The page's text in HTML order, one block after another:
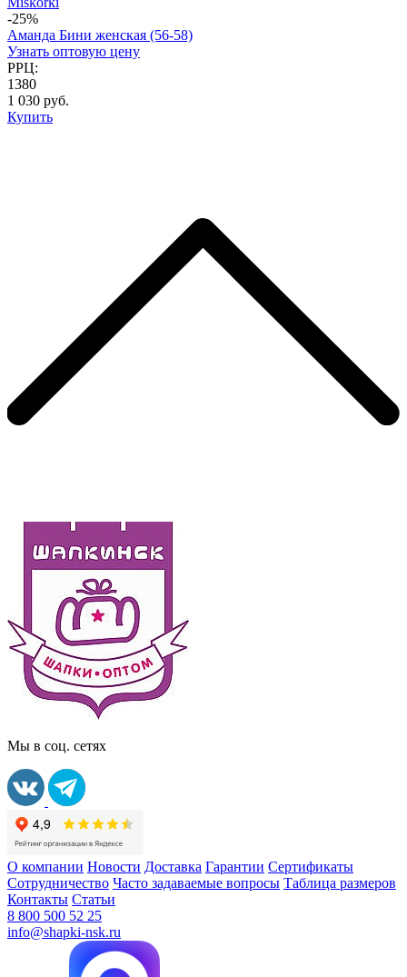
-25%
Аманда Бини женская (56-58)
Узнать оптовую цену
РРЦ:
1380
1 030 руб.
Купить
Мы в соц. сетях
О компании Новости Доставка Гарантии Сертификаты
Сотрудничество Часто задаваемые вопросы Таблица размеров
Контакты Статьи
8 800 500 52 25
info@shapki-nsk.ru